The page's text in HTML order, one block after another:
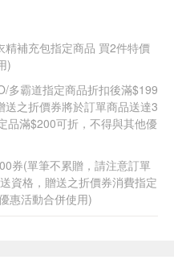
補充包指定商品 買2件特價
)
多霸道指定商品折扣後滿$199
之折價券將於訂單商品送達3
品滿$200可折，不得與其他優
券(單筆不累贈，請注意訂單
資格，贈送之折價券消費指定
惠活動合併使用)